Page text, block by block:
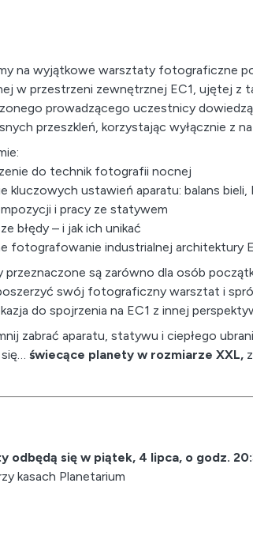
na wyjątkowe warsztaty fotograficzne
w przestrzeni zewnętrznej EC1, ujętej z
prowadzącego uczestnicy
przeszkleń, korzystając wyłącznie z
do technik fotografii nocnej
kluczowych ustawień aparatu: balans bieli,
i pracy ze statywem
błędy – i jak ich unikać
fotografowanie industrialnej architektury
przeznaczone są zarówno dla osób
swój fotograficzny warsztat i
do spojrzenia na EC1 z innej
zabrać aparatu, statywu i ciepłego
świecące planety w rozmiarze XXL,
odbędą się w piątek, 4 lipca, o godz.
kasach Planetarium